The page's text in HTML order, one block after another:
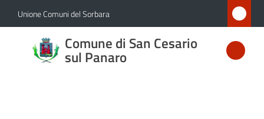
Vai al contenuto
Vai alla navigazione
Vai al footer
Unione Comuni del Sorbara
Comune di San Cesario
sul Panaro
Comune
di San